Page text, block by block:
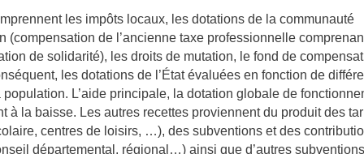
les impôts locaux, les dotations de la communauté
(compensation de l’ancienne taxe professionnelle
de solidarité), les droits de mutation, le fond de
les dotations de l’État évaluées en fonction de
L’aide principale, la dotation globale de
à la baisse. Les autres recettes proviennent du produit des
centres de loisirs, …), des subventions et des
départemental, régional…) ainsi que d’autres